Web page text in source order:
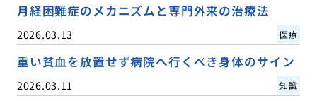
月経困難症のメカニズムと専門外来の治療法
2026.03.13 医療
重い貧血を放置せず病院へ行くべき身体のサイン
2026.03.11 知識